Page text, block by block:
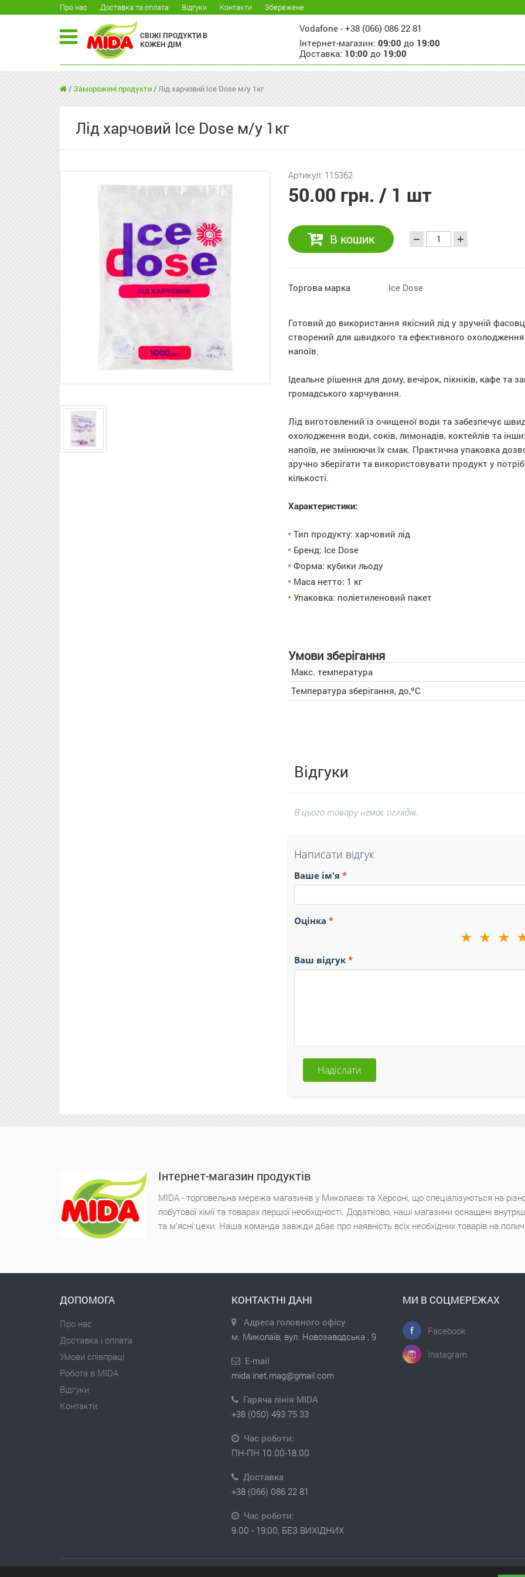
Про нас Доставка та оплата Відгуки Контакти Збережене
СВІЖІ ПРОДУКТИ В
КОЖЕН ДІМ
Vodafone - +38 (066) 086 22 81
Інтернет-магазин: 09:00 до 19:00
Доставка: 10:00 до 19:00
/Заморожені продукти/Лід харчовий Ice Dose м/у 1кг
Лід харчовий Ice Dose м/у 1кг
Артикул: 115362
50.00 грн. / 1 шт
В кошик
Торгова марка Ice Dose
Готовий до використання якісний лід у зручній
створений для швидкого та ефективного охолодження
напоїв.
Ідеальне рішення для дому, вечірок, пікніків, кафе та
громадського харчування.
Лід виготовлений із очищеної води та забезпечує
охолодження води, соків, лимонадів, коктейлів та
напоїв, не змінюючи їх смак. Практична упаковка
зручно зберігати та використовувати продукт у
кількості.
Характеристики:
Тип продукту: харчовий лід
Бренд: Ice Dose
Форма: кубики льоду
Маса нетто: 1 кг
Упаковка: поліетиленовий пакет
Умови зберігання
Макс. температура
Температура зберігання, до,ºC
Відгуки
В цього товару немає оглядів.
Написати відгук
Ваше ім'я
Оцінка
★
★
★
Ваш відгук
Надіслати
Інтернет-магазин продуктів
MIDA - торговельна мережа магазинів у Миколаєві та Херсоні, що спеціалізуються на
побутової хімії та товарах першої необхідності. Додатково, наші магазини оснащені
та м'ясні цехи. Наша команда завжди дбає про наявність всіх необхідних товарів на
ДОПОМОГА
Про нас
Доставка і оплата
Умови співпраці
Робота в MIDA
Відгуки
Контакти
КОНТАКТНІ ДАНІ
Адреса головного офісу
м. Миколаїв, вул. Новозаводська , 9
E-mail
mida.inet.mag@gmail.com
Гаряча лінія MIDA
+38 (050) 493 75 33
Час роботи:
ПН-ПН 10.00-18.00
Доставка
+38 (066) 086 22 81
Час роботи:
9.00 - 19:00, БЕЗ ВИХІДНИХ
МИ В СОЦМЕРЕЖАХ
Facebook
Instagram